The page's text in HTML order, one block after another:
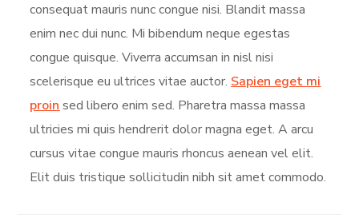
consequat mauris nunc congue nisi. Blandit massa
enim nec dui nunc. Mi bibendum neque egestas
congue quisque. Viverra accumsan in nisl nisi
scelerisque eu ultrices vitae auctor. Sapien eget mi
proin sed libero enim sed. Pharetra massa massa
ultricies mi quis hendrerit dolor magna eget. A arcu
cursus vitae congue mauris rhoncus aenean vel elit.
Elit duis tristique sollicitudin nibh sit amet commodo.